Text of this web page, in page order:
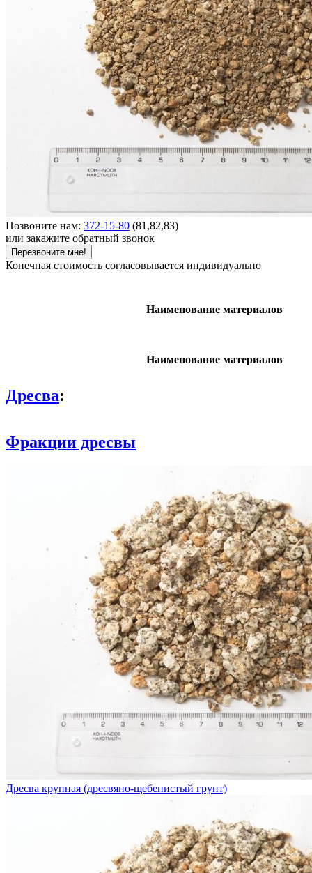
Позвоните нам: 372-15-80 (81,82,83)
или закажите обратный звонок
Перезвоните мне!
Конечная стоимость согласовывается индивидуально
Наименование материалов
Наименование материалов
Дресва:
Фракции дресвы
Дресва крупная (дресвяно-щебенистый грунт)